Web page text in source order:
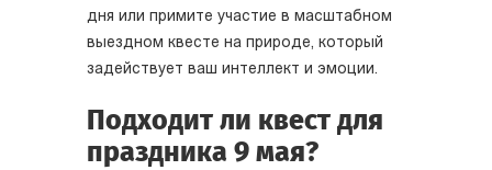
дня или примите участие в масштабном
выездном квесте на природе, который
задействует ваш интеллект и эмоции.
Подходит ли квест для
праздника 9 мая?